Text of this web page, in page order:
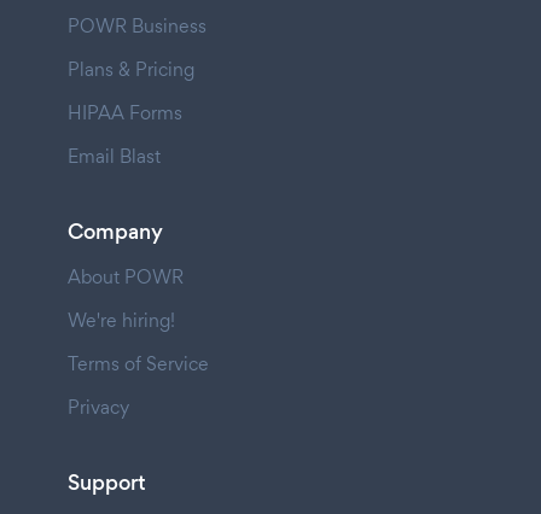
POWR Business
Plans & Pricing
HIPAA Forms
Email Blast
Company
About POWR
We're hiring!
Terms of Service
Privacy
Support